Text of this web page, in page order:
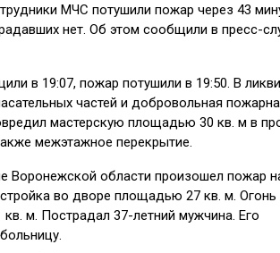
МЧС потушили пожар через 43
нет. Об этом сообщили в пресс-
в 19:07, пожар потушили в 19:50. В
частей и добровольная
мастерскую площадью 30 кв. м в
межэтажное перекрытие.
области произошел пожар
во дворе площадью 27 кв. м.
м. Пострадал 37-летний мужчина. Его